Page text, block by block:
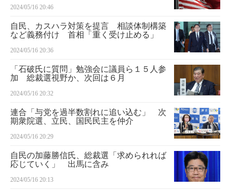
2024/05/16 20:46
自民、カスハラ対策を提言 相談体制構築
など義務付け 首相「重く受け止める」
2024/05/16 20:36
「石破氏に質問」勉強会に議員ら１５人参
加 総裁選視野か、次回は６月
2024/05/16 20:32
連合「与党を過半数割れに追い込む」 次
期衆院選、立民、国民民主を仲介
2024/05/16 20:29
自民の加藤勝信氏、総裁選「求められれば
応じていく」 出馬に含み
2024/05/16 20:13